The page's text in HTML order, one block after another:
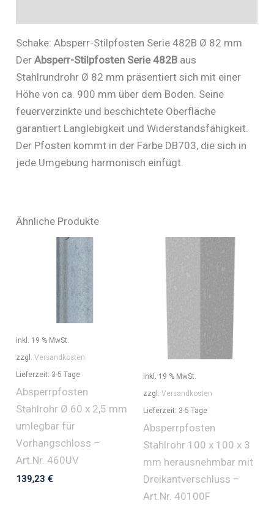
Schake: Absperr-Stilpfosten Serie 482B Ø 82 mm
DerAbsperr-Stilpfosten Serie 482B aus
Stahlrundrohr Ø 82 mm präsentiert sich mit einer
Höhe von ca. 900 mm über dem Boden. Seine
feuerverzinkte und beschichtete Oberfläche
garantiert Langlebigkeit und Widerstandsfähigkeit.
Der Pfosten kommt in der Farbe DB703, die sich in
jede Umgebung harmonisch einfügt.
Ähnliche Produkte
inkl. 19 % MwSt.
zzgl.Versandkosten
Lieferzeit: 3-5 Tage
Absperrpfosten
Stahlrohr Ø 60 x 2,5 mm
umlegbar für
Vorhangschloss –
Art.Nr. 460UV
139,23€
inkl. 19 % MwSt.
zzgl. Versandkosten
Lieferzeit: 3-5 Tage
Absperrpfosten
Stahlrohr 100 x 100 x 3
mm herausnehmbar mit
Dreikantverschluss –
Art.Nr. 40100F